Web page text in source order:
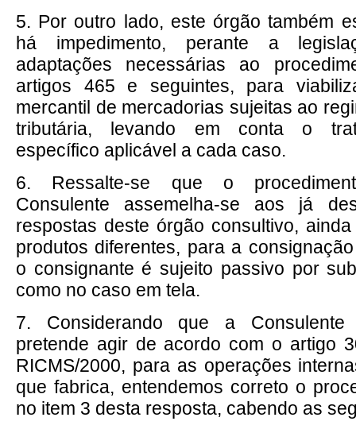
5. Por outro lado, este órgão também
há impedimento, perante a
adaptações necessárias ao
artigos 465 e seguintes, para
mercantil de mercadorias sujeitas ao
tributária, levando em conta o
específico aplicável a cada caso.
6. Ressalte-se que o
Consulente assemelha-se aos já
respostas deste órgão consultivo,
produtos diferentes, para a
o consignante é sujeito passivo por
como no caso em tela.
7. Considerando que a
pretende agir de acordo com o artigo
RICMS/2000, para as operações
que fabrica, entendemos correto o
no item 3 desta resposta, cabendo as